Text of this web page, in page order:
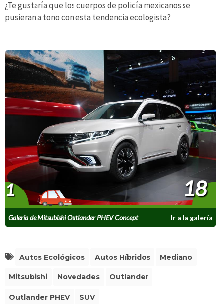
¿Te gustaría que los cuerpos de policía mexicanos se
pusieran a tono con esta tendencia ecologista?
Galería de Mitsubishi Outlander PHEV Concept
S
Ir a la galería
1 18
Autos Ecológicos Autos Híbridos Mediano
Mitsubishi Novedades Outlander
Outlander PHEV SUV